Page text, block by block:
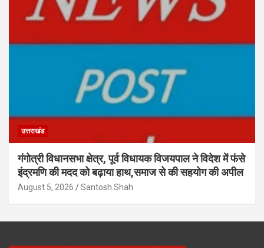
उत्तराखंड
गंगोत्री विधानसभा क्षेत्र, पूर्व विधायक विजयपाल ने विदेश में फंसे
इंद्रमणि की मदद को बढ़ाया हाथ,समाज से की सहयोग की अपील
August 5, 2026 Santosh Shah